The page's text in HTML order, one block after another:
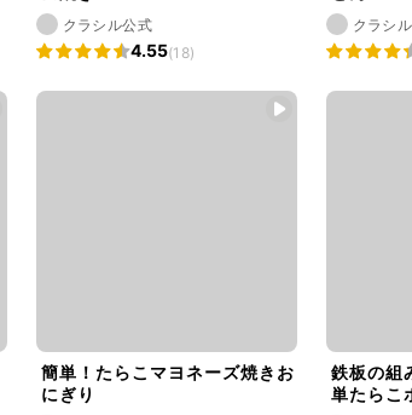
クラシル公式
4.55(18)
クラシ
簡単！たらこマヨネーズ焼きお
にぎり
鉄板の組
単たらこ